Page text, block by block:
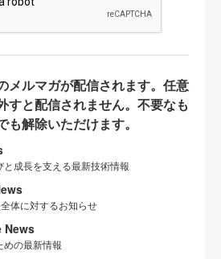
メルマガが配信されます。任意
すと配信されません。不要なも
解除いただけます。
成長を支える最新技術情報
体に対するお知らせ
News
めの最新情報